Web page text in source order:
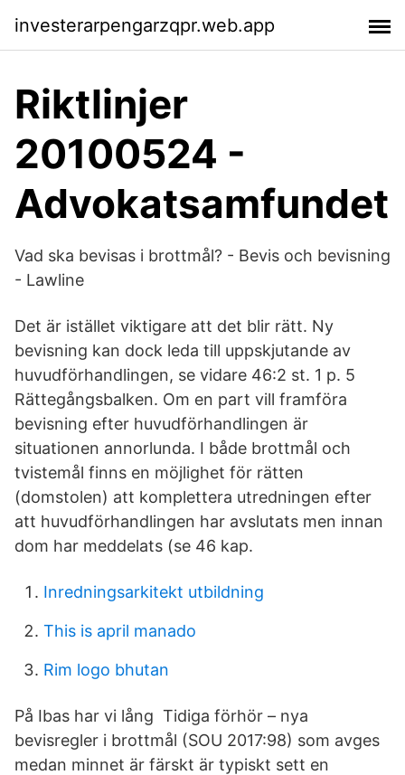
investerarpengarzqpr.web.app
Riktlinjer
20100524 -
Advokatsamfundet
Vad ska bevisas i brottmål? - Bevis och bevisning
- Lawline
Det är istället viktigare att det blir rätt. Ny
bevisning kan dock leda till uppskjutande av
huvudförhandlingen, se vidare 46:2 st. 1 p. 5
Rättegångsbalken. Om en part vill framföra
bevisning efter huvudförhandlingen är
situationen annorlunda. I både brottmål och
tvistemål finns en möjlighet för rätten
(domstolen) att komplettera utredningen efter
att huvudförhandlingen har avslutats men innan
dom har meddelats (se 46 kap.
Inredningsarkitekt utbildning
This is april manado
Rim logo bhutan
På Ibas har vi lång Tidiga förhör – nya
bevisregler i brottmål (SOU 2017:98) som avges
medan minnet är färskt är typiskt sett en